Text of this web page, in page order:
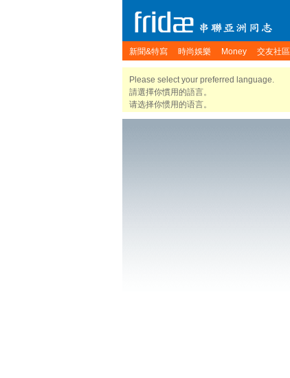
新聞&特寫 時尚娛樂 Money 交友社區
Please select your preferred language.
請選擇你慣用的語言。
请选择你惯用的语言。